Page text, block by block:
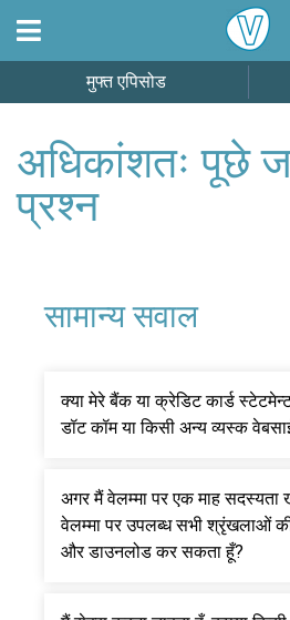
मुफ्त एपिसोड
अधिकांशतः पूछे
प्रश्न
सामान्य सवाल
क्या मेरे बैंक या क्रेडिट कार्ड
डॉट कॉम या किसी अन्य व्यस्क
अगर मैं वेलम्मा पर एक माह सदस्यता
वेलम्मा पर उपलब्ध सभी श्रृंखलाओं
और डाउनलोड कर सकता हूँ?